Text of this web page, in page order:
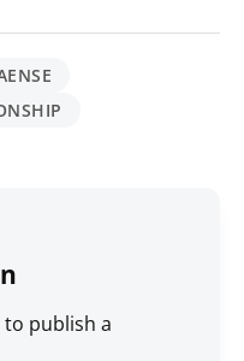
to publish a